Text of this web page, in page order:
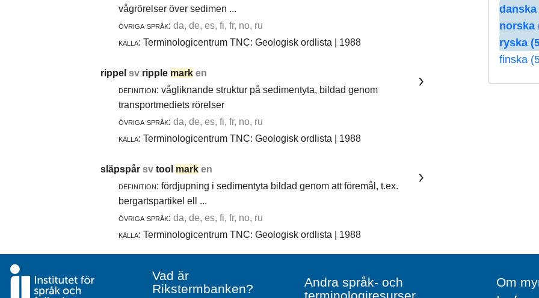
danska
norska
ryska
finska
vågrörelser över sedimen ...
övriga språk: da, de, es, fi, fr, no, ru
källa: Terminologicentrum TNC: Geologisk ordlista | 1988
rippel sv ripple mark en
definition: vågliknande struktur på sedimentyta, bildad genom
transportmediets rörelser
övriga språk: da, de, es, fi, fr, no, ru
källa: Terminologicentrum TNC: Geologisk ordlista | 1988
släpspår sv tool mark en
definition: fördjupning i sedimentyta bildad genom att föremål, t.ex.
bergartspartikel ell ...
övriga språk: da, de, es, fi, fr, no, ru
källa: Terminologicentrum TNC: Geologisk ordlista | 1988
Vad är
Rikstermbanken?
Andra språk- och
Om